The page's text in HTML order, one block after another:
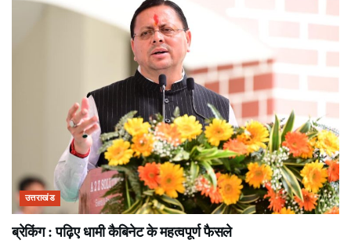
उत्तराखंड
ब्रेकिंग : पढ़िए धामी कैबिनेट के महत्वपूर्ण फैसले